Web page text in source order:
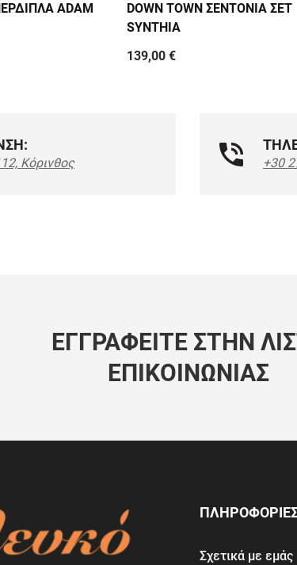
ADAM
DOWN TOWN ΣΕΝΤΟΝΙΑ ΣΕΤ
SYNTHIA
139,00 €
Κόρινθος +30
ΕΓΓΡΑΦΕΊΤΕ ΣΤΗΝ
ΕΠΙΚΟΙΝΩΝΊΑΣ
Σχετικά με εμάς